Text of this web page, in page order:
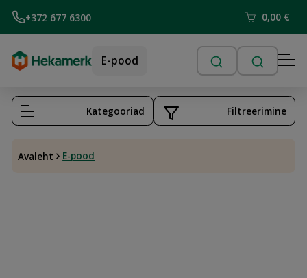
+372 677 6300 0,00 €
E-pood
Avaleht E-pood
Kategooriad Filtreerimine